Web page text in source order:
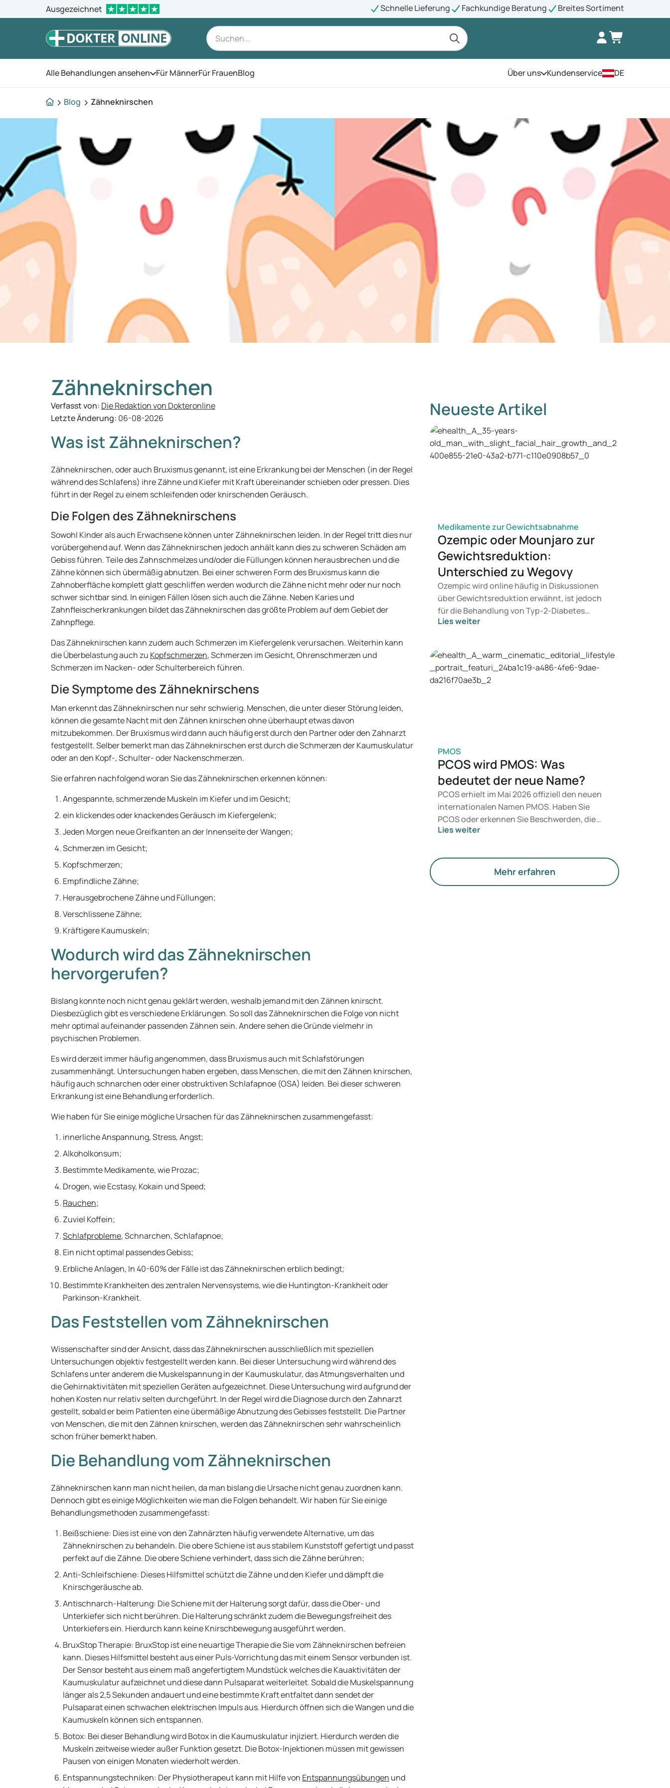
Ausgezeichnet Schnelle Lieferung Fachkundige Beratung Breites Sortiment
Alle Behandlungen ansehen Öffnen Sie das Menü
Für MännerFür FrauenBlog Über unsÖffnen Sie das Menü
Kundenservice DE
Blog Zähneknirschen
Zähneknirschen
Verfasst von: Die Redaktion von Dokteronline
Letzte Änderung: 06-08-2026
Was ist Zähneknirschen?
Zähneknirschen, oder auch Bruxismus genannt, ist eine Erkrankung bei der Menschen (in der Regel
während des Schlafens) ihre Zähne und Kiefer mit Kraft übereinander schieben oder pressen. Dies
führt in der Regel zu einem schleifenden oder knirschenden Geräusch.
Die Folgen des Zähneknirschens
Sowohl Kinder als auch Erwachsene können unter Zähneknirschen leiden. In der Regel tritt dies nur
vorübergehend auf. Wenn das Zähneknirschen jedoch anhält kann dies zu schweren Schäden am
Gebiss führen. Teile des Zahnschmelzes und/oder die Füllungen können herausbrechen und die
Zähne können sich übermäßig abnutzen. Bei einer schweren Form des Bruxismus kann die
Zahnoberfläche komplett glatt geschliffen werden wodurch die Zähne nicht mehr oder nur noch
schwer sichtbar sind. In einigen Fällen lösen sich auch die Zähne. Neben Karies und
Zahnfleischerkrankungen bildet das Zähneknirschen das größte Problem auf dem Gebiet der
Zahnpflege.
Das Zähneknirschen kann zudem auch Schmerzen im Kiefergelenk verursachen. Weiterhin kann
die Überbelastung auch zu Kopfschmerzen, Schmerzen im Gesicht, Ohrenschmerzen und
Schmerzen im Nacken- oder Schulterbereich führen.
Die Symptome des Zähneknirschens
Man erkennt das Zähneknirschen nur sehr schwierig. Menschen, die unter dieser Störung leiden,
können die gesamte Nacht mit den Zähnen knirschen ohne überhaupt etwas davon
mitzubekommen. Der Bruxismus wird dann auch häufig erst durch den Partner oder den Zahnarzt
festgestellt. Selber bemerkt man das Zähneknirschen erst durch die Schmerzen der Kaumuskulatur
oder an den Kopf-, Schulter- oder Nackenschmerzen.
Sie erfahren nachfolgend woran Sie das Zähneknirschen erkennen können:
Angespannte, schmerzende Muskeln im Kiefer und im Gesicht;
ein klickendes oder knackendes Geräusch im Kiefergelenk;
Jeden Morgen neue Greifkanten an der Innenseite der Wangen;
Schmerzen im Gesicht;
Kopfschmerzen;
Empfindliche Zähne;
Herausgebrochene Zähne und Füllungen;
Verschlissene Zähne;
Kräftigere Kaumuskeln;
Wodurch wird das Zähneknirschen
hervorgerufen?
Bislang konnte noch nicht genau geklärt werden, weshalb jemand mit den Zähnen knirscht.
Diesbezüglich gibt es verschiedene Erklärungen. So soll das Zähneknirschen die Folge von nicht
mehr optimal aufeinander passenden Zähnen sein. Andere sehen die Gründe vielmehr in
psychischen Problemen.
Es wird derzeit immer häufig angenommen, dass Bruxismus auch mit Schlafstörungen
zusammenhängt. Untersuchungen haben ergeben, dass Menschen, die mit den Zähnen knirschen,
häufig auch schnarchen oder einer obstruktiven Schlafapnoe (OSA) leiden. Bei dieser schweren
Erkrankung ist eine Behandlung erforderlich.
Wie haben für Sie einige mögliche Ursachen für das Zähneknirschen zusammengefasst:
innerliche Anspannung, Stress, Angst;
Alkoholkonsum;
Bestimmte Medikamente, wie Prozac;
Drogen, wie Ecstasy, Kokain und Speed;
Rauchen;
Zuviel Koffein;
Schlafprobleme, Schnarchen, Schlafapnoe;
Ein nicht optimal passendes Gebiss;
Erbliche Anlagen, In 40-60% der Fälle ist das Zähneknirschen erblich bedingt;
Bestimmte Krankheiten des zentralen Nervensystems, wie die Huntington-Krankheit oder
Parkinson-Krankheit.
Das Feststellen vom Zähneknirschen
Wissenschafter sind der Ansicht, dass das Zähneknirschen ausschließlich mit speziellen
Untersuchungen objektiv festgestellt werden kann. Bei dieser Untersuchung wird während des
Schlafens unter anderem die Muskelspannung in der Kaumuskulatur, das Atmungsverhalten und
die Gehirnaktivitäten mit speziellen Geräten aufgezeichnet. Diese Untersuchung wird aufgrund der
hohen Kosten nur relativ selten durchgeführt. In der Regel wird die Diagnose durch den Zahnarzt
gestellt, sobald er beim Patienten eine übermäßige Abnutzung des Gebisses feststellt. Die Partner
von Menschen, die mit den Zähnen knirschen, werden das Zähneknirschen sehr wahrscheinlich
schon früher bemerkt haben.
Die Behandlung vom Zähneknirschen
Zähneknirschen kann man nicht heilen, da man bislang die Ursache nicht genau zuordnen kann.
Dennoch gibt es einige Möglichkeiten wie man die Folgen behandelt. Wir haben für Sie einige
Behandlungsmethoden zusammengefasst:
Beißschiene: Dies ist eine von den Zahnärzten häufig verwendete Alternative, um das
Zähneknirschen zu behandeln. Die obere Schiene ist aus stabilem Kunststoff gefertigt und passt
perfekt auf die Zähne. Die obere Schiene verhindert, dass sich die Zähne berühren;
Anti-Schleifschiene: Dieses Hilfsmittel schützt die Zähne und den Kiefer und dämpft die
Knirschgeräusche ab.
Antischnarch-Halterung: Die Schiene mit der Halterung sorgt dafür, dass die Ober- und
Unterkiefer sich nicht berühren. Die Halterung schränkt zudem die Bewegungsfreiheit des
Unterkiefers ein. Hierdurch kann keine Knirschbewegung ausgeführt werden.
BruxStop Therapie: BruxStop ist eine neuartige Therapie die Sie vom Zähneknirschen befreien
kann. Dieses Hilfsmittel besteht aus einer Puls-Vorrichtung das mit einem Sensor verbunden ist.
Der Sensor besteht aus einem maß angefertigtem Mundstück welches die Kauaktivitäten der
Kaumuskulatur aufzeichnet und diese dann Pulsaparat weiterleitet. Sobald die Muskelspannung
länger als 2,5 Sekunden andauert und eine bestimmte Kraft entfaltet dann sendet der
Pulsaparat einen schwachen elektrischen Impuls aus. Hierdurch öffnen sich die Wangen und die
Kaumuskeln können sich entspannen.
Botox: Bei dieser Behandlung wird Botox in die Kaumuskulatur injiziert. Hierdurch werden die
Muskeln zeitweise wieder außer Funktion gesetzt. Die Botox-Injektionen müssen mit gewissen
Pausen von einigen Monaten wiederholt werden.
Entspannungstechniken: Der Physiotherapeut kann mit Hilfe von Entspannungsübungen und
Neueste Artikel
Medikamente zur Gewichtsabnahme
Ozempic oder Mounjaro zur
Gewichtsreduktion:
Unterschied zu Wegovy
Ozempic wird online häufig in Diskussionen
über Gewichtsreduktion erwähnt, ist jedoch
für die Behandlung von Typ-2-Diabetes
vorgesehen. Suchen Sie eine Therapie zur
Behandlung für Sie geeignet ist, entscheidet
ein Arzt auf Basis Ihrer gesundheitlichen
Verfassung, Ihres BMI und Ihrer aktuellen
Lies weiter
PMOS
PCOS wird PMOS: Was
bedeutet der neue Name?
PCOS erhielt im Mai 2026 offiziell den neuen
internationalen Namen PMOS. Haben Sie
PCOS oder erkennen Sie Beschwerden, die
dazu passen? Medizinisch ändert sich vorerst
Gewicht auf Hormone, den Stoffwechsel und
die Funktion der Eierstöcke.
Lies weiter
Mehr erfahren